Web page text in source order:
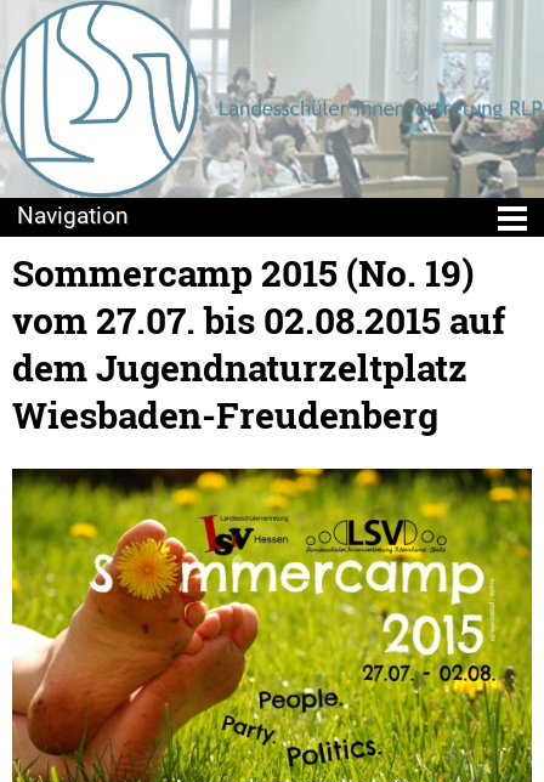
Die LSV
Positionen & Lesestoff
Mach mit!
Sommercamps
Landesarbeitskreise
SV-Arbeit vor Ort
Du hast Recht(e)
Weitersurfen
Sommercamp 2015 (No. 19)
vom 27.07. bis 02.08.2015 auf
dem Jugendnaturzeltplatz
Wiesbaden-Freudenberg